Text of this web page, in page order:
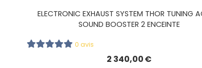
ELECTRONIC EXHAUST SYSTEM THOR TUNING
SOUND BOOSTER 2 ENCEINTE
0 avis
2 340,00€